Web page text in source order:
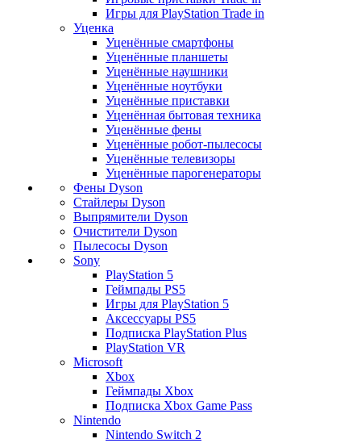
Игры для PlayStation Trade in
Уценка
Уценённые смартфоны
Уценённые планшеты
Уценённые наушники
Уценённые ноутбуки
Уценённые приставки
Уценённая бытовая техника
Уценённые фены
Уценённые робот-пылесосы
Уценённые телевизоры
Уценённые парогенераторы
Фены Dyson
Стайлеры Dyson
Выпрямители Dyson
Очистители Dyson
Пылесосы Dyson
Sony
PlayStation 5
Геймпады PS5
Игры для PlayStation 5
Аксессуары PS5
Подписка PlayStation Plus
PlayStation VR
Microsoft
Xbox
Геймпады Xbox
Подписка Xbox Game Pass
Nintendo
Nintendo Switch 2